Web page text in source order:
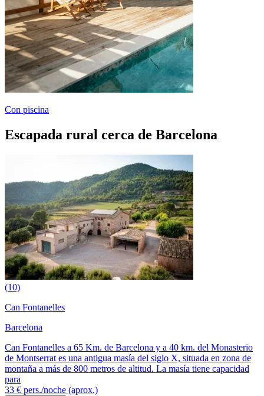
Con piscina
Escapada rural cerca de Barcelona
(10)
Can Fontanelles
Barcelona
Can Fontanelles a 65 Km. de Barcelona y a 40 km. del Monasterio
de Montserrat es una antigua masía del siglo X, situada en zona de
montaña a más de 800 metros de altitud. La masía tiene capacidad
para
33 € pers./noche (aprox.)